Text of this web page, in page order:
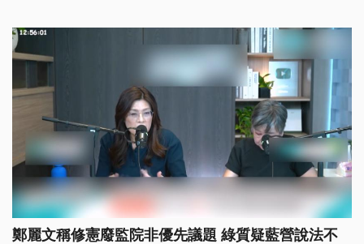
鄭麗文稱修憲廢監院非優先議題 綠質疑藍營說法不